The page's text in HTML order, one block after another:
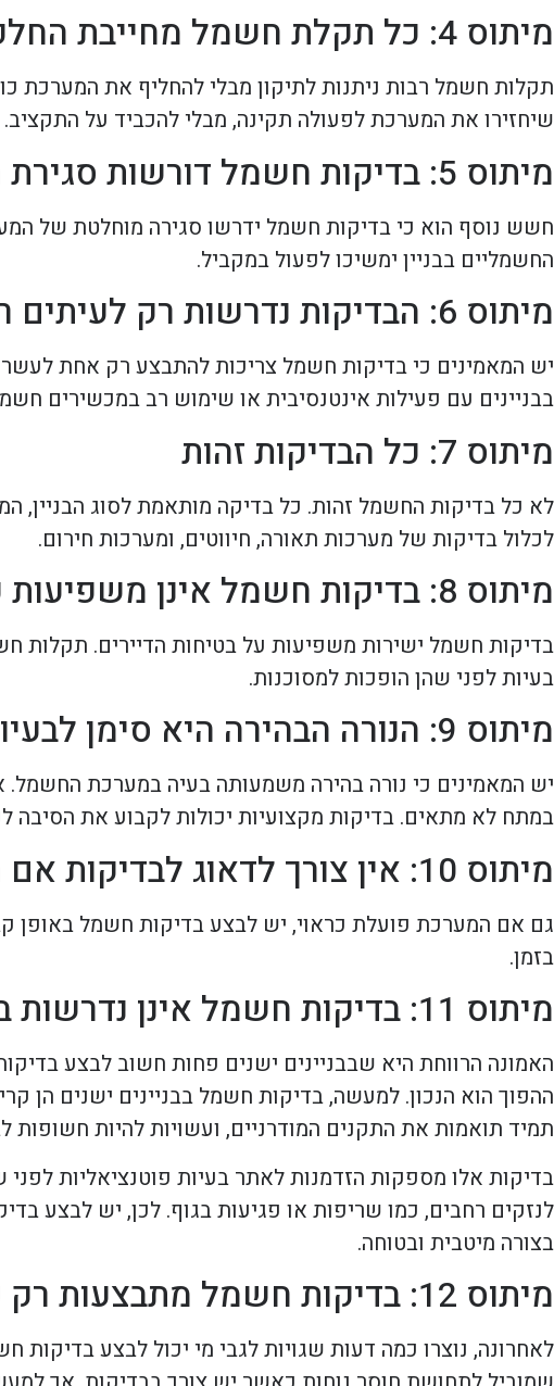
מיתוס 4: כל תקלת חשמל מחייבת החלפת מערכת
תקלות חשמל רבות ניתנות לתיקון מבלי להחליף את המערכת
שיחזירו את המערכת לפעולה תקינה, מבלי להכביד על התקציב.
מיתוס 5: בדיקות חשמל דורשות סגירת חשמל מלאה
חשש נוסף הוא כי בדיקות חשמל ידרשו סגירה מוחלטת של
החשמליים בבניין ימשיכו לפעול במקביל.
מיתוס 6: הבדיקות נדרשות רק לעיתים רחוקות
יש המאמינים כי בדיקות חשמל צריכות להתבצע רק אחת
בבניינים עם פעילות אינטנסיבית או שימוש רב במכשירים
מיתוס 7: כל הבדיקות זהות
לא כל בדיקות החשמל זהות. כל בדיקה מותאמת לסוג הבניין,
לכלול בדיקות של מערכות תאורה, חיווטים, ומערכות חירום.
מיתוס 8: בדיקות חשמל אינן משפיעות על בטיחות הדיירים
בדיקות חשמל ישירות משפיעות על בטיחות הדיירים. תקלות
בעיות לפני שהן הופכות למסוכנות.
מיתוס 9: הנורה הבהירה היא סימן לבעיות במערכת
יש המאמינים כי נורה בהירה משמעותה בעיה במערכת החשמל.
במתח לא מתאים. בדיקות מקצועיות יכולות לקבוע את הסיבה
מיתוס 10: אין צורך לדאוג לבדיקות אם הכל עובד כראוי
גם אם המערכת פועלת כראוי, יש לבצע בדיקות חשמל באופן
בזמן.
מיתוס 11: בדיקות חשמל אינן נדרשות בבניינים ישנים
האמונה הרווחת היא שבבניינים ישנים פחות חשוב לבצע
ההפוך הוא הנכון. למעשה, בדיקות חשמל בבניינים ישנים הן
תמיד תואמות את התקנים המודרניים, ועשויות להיות חשופות
בדיקות אלו מספקות הזדמנות לאתר בעיות פוטנציאליות
לנזקים רחבים, כמו שריפות או פגיעות בגוף. לכן, יש לבצע
בצורה מיטבית ובטוחה.
מיתוס 12: בדיקות חשמל מתבצעות רק על ידי חשמלאים מוסמכים
לאחרונה, נוצרו כמה דעות שגויות לגבי מי יכול לבצע